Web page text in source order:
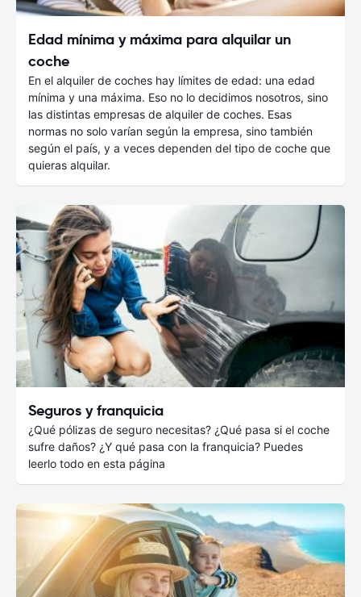
Edad mínima y máxima para alquilar un
coche
En el alquiler de coches hay límites de edad: una edad
mínima y una máxima. Eso no lo decidimos nosotros, sino
las distintas empresas de alquiler de coches. Esas
normas no solo varían según la empresa, sino también
según el país, y a veces dependen del tipo de coche que
quieras alquilar.
Seguros y franquicia
¿Qué pólizas de seguro necesitas? ¿Qué pasa si el coche
sufre daños? ¿Y qué pasa con la franquicia? Puedes
leerlo todo en esta página